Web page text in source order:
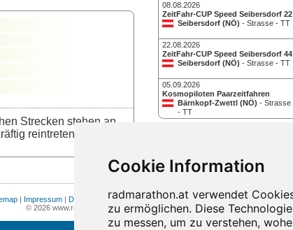
08.08.2026
ZeitFahr-CUP Speed Seibersdorf 22
Seibersdorf (NÖ) - Strasse - TT
22.08.2026
ZeitFahr-CUP Speed Seibersdorf 44
Seibersdorf (NÖ) - Strasse - TT
05.09.2026
Kosmopiloten Paarzeitfahren
Bärnkopf-Zwettl (NÖ) - Strasse
- TT
Strecken stehen an.
reintreten.
| Impressum | Datenschutz |Cookie Einstellungen
© 2026 www.radmarathon.at